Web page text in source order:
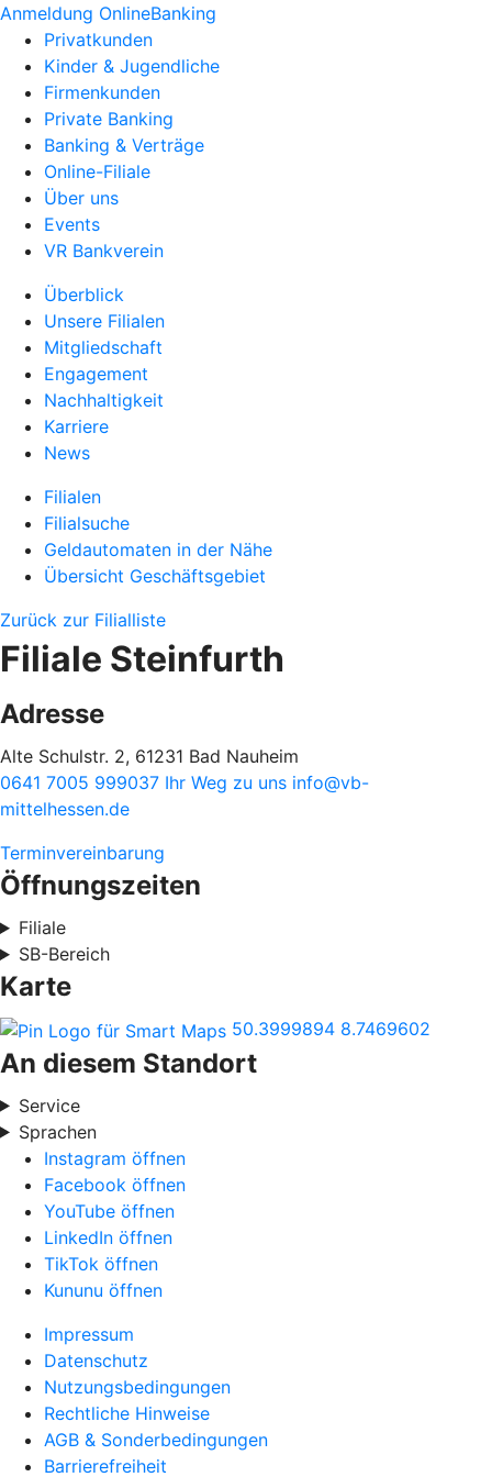
Anmeldung OnlineBanking
Privatkunden
Kinder & Jugendliche
Firmenkunden
Private Banking
Banking & Verträge
Online-Filiale
Über uns
Events
VR Bankverein
Überblick
Unsere Filialen
Mitgliedschaft
Engagement
Nachhaltigkeit
Karriere
News
Filialen
Filialsuche
Geldautomaten in der Nähe
Übersicht Geschäftsgebiet
Zurück zur Filialliste
Filiale Steinfurth
Adresse
Alte Schulstr. 2, 61231 Bad Nauheim
0641 7005 999037 Ihr Weg zu uns info@vb-
mittelhessen.de
Terminvereinbarung
Öffnungszeiten
Filiale
SB-Bereich
Karte
50.3999894 8.7469602
An diesem Standort
Service
Sprachen
Instagram öffnen
Facebook öffnen
YouTube öffnen
LinkedIn öffnen
TikTok öffnen
Kununu öffnen
Impressum
Datenschutz
Nutzungsbedingungen
Rechtliche Hinweise
AGB & Sonderbedingungen
Barrierefreiheit